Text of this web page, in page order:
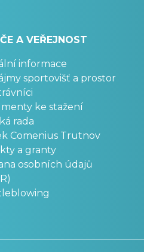
A VEŘEJNOST
informace
sportovišť a prostor
ke stažení
rada
Comenius Trutnov
a granty
osobních údajů